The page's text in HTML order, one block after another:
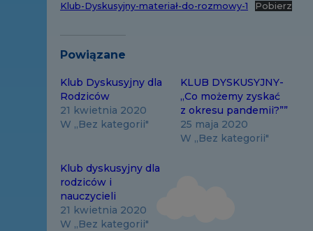
Klub-Dyskusyjny-materiał-do-rozmowy-1 Pobierz
Powiązane
Klub Dyskusyjny dla
Rodziców
21 kwietnia 2020
W „Bez kategorii"
KLUB DYSKUSYJNY-
„Co możemy zyskać
z okresu pandemii?””
25 maja 2020
W „Bez kategorii"
Klub dyskusyjny dla
rodziców i
nauczycieli
21 kwietnia 2020
W „Bez kategorii"